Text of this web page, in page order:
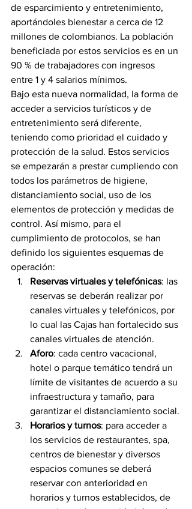
de esparcimiento y entretenimiento,
aportándoles bienestar a cerca de 12
millones de colombianos. La población
beneficiada por estos servicios es en un
90 % de trabajadores con ingresos
entre 1 y 4 salarios mínimos.
Bajo esta nueva normalidad, la forma de
acceder a servicios turísticos y de
entretenimiento será diferente,
teniendo como prioridad el cuidado y
protección de la salud. Estos servicios
se empezarán a prestar cumpliendo con
todos los parámetros de higiene,
distanciamiento social, uso de los
elementos de protección y medidas de
control. Así mismo, para el
cumplimiento de protocolos, se han
definido los siguientes esquemas de
operación:
Reservas virtuales y telefónicas: las
reservas se deberán realizar por
canales virtuales y telefónicos, por
lo cual las Cajas han fortalecido sus
canales virtuales de atención.
Aforo: cada centro vacacional,
hotel o parque temático tendrá un
límite de visitantes de acuerdo a su
infraestructura y tamaño, para
garantizar el distanciamiento social.
Horarios y turnos: para acceder a
los servicios de restaurantes, spa,
centros de bienestar y diversos
espacios comunes se deberá
reservar con anterioridad en
horarios y turnos establecidos, de